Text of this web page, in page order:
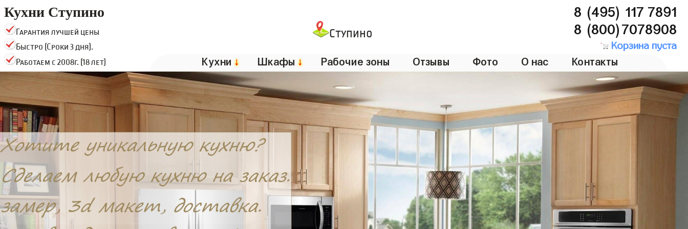
Кухни Ступино
Гарантия лучшей цены
Быстро (Сроки 3 дня).
Работаем с 2008г. (18 лет)
Ступино
8 (495) 117 7891
8 (800)7078908
Корзина пуста
Кухни ↓ Шкафы ↓ Рабочие зоны Отзывы Фото О нас Контакты